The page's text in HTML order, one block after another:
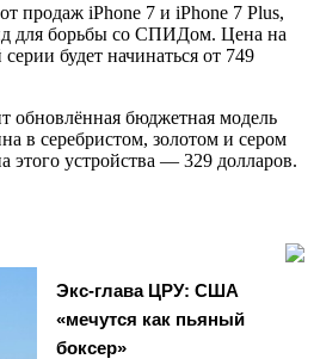
продаж iPhone 7 и iPhone 7 Plus,
для борьбы со СПИДом. Цена на
будет начинаться от 749
обновлённая бюджетная модель
в серебристом, золотом и сером
этого устройства — 329 долларов.
Экс-глава ЦРУ: США
«мечутся как пьяный
боксер»